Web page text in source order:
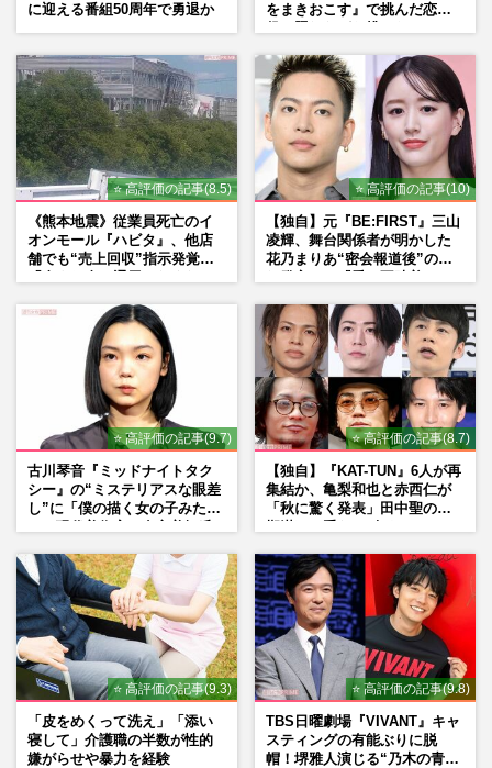
に迎える番組50周年で勇退か
をまきおこす』で挑んだ恋人
⭐ 高評価の記事(8.5)
《熊本地震》従業員死亡のイ
オンモール『ハビタ』、他店
舗でも“売上回収”指示発覚で
⭐ 高評価の記事(10)
【独自】元『BE:FIRST』三山
凌輝、舞台関係者が明かした
花乃まりあ“密会報道後”の呆
⭐ 高評価の記事(9.7)
古川琴音『ミッドナイトタク
シー』の“ミステリアスな眼差
し”に「僕の描く女の子みた
⭐ 高評価の記事(8.7)
【独自】『KAT-TUN』6人が再
集結か、亀梨和也と赤西仁が
「秋に驚く発表」田中聖の刑
⭐ 高評価の記事(9.3)
「皮をめくって洗え」「添い
寝して」介護職の半数が性的
嫌がらせや暴力を経験
⭐ 高評価の記事(9.8)
TBS日曜劇場『VIVANT』キャ
スティングの有能ぶりに脱
帽！堺雅人演じる“乃木の青年